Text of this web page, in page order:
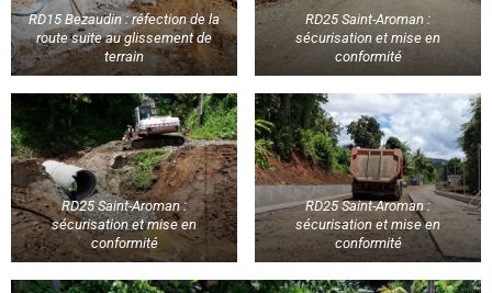
RD15 Bezaudin : réfection de la
route suite au glissement de
terrain
RD25 Saint-Aroman :
sécurisation et mise en
conformité
RD25 Saint-Aroman :
sécurisation et mise en
conformité
RD25 Saint-Aroman :
sécurisation et mise en
conformité